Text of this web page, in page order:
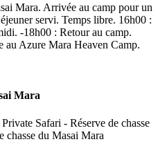
Mara. Arrivée au camp pour un
servi. Temps libre. 16h00 :
-18h00 : Retour au camp.
au Azure Mara Heaven Camp.
Mara